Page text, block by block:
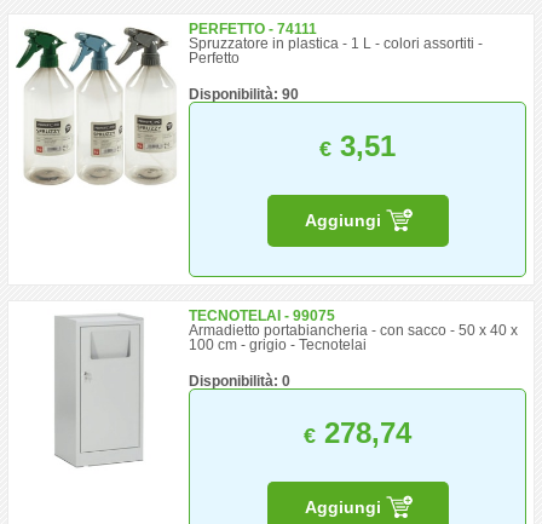
PERFETTO - 74111
Spruzzatore in plastica - 1 L - colori assortiti -
Perfetto
Disponibilità: 90
€ 3,51
Aggiungi
TECNOTELAI - 99075
Armadietto portabiancheria - con sacco - 50 x 40 x
100 cm - grigio - Tecnotelai
Disponibilità: 0
€ 278,74
Aggiungi